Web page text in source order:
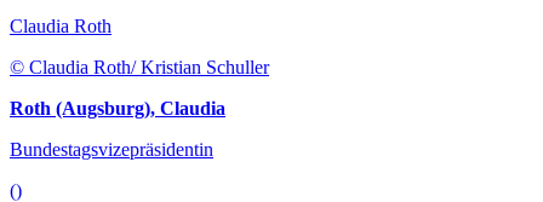
Claudia Roth
© Claudia Roth/ Kristian Schuller
Roth (Augsburg), Claudia
Bundestagsvizepräsidentin
()